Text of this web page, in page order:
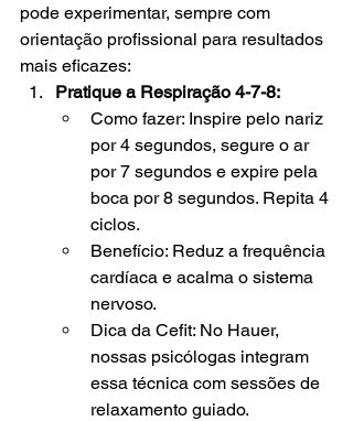
pode experimentar, sempre com
orientação profissional para resultados
mais eficazes:
Pratique a Respiração 4-7-8:
Como fazer: Inspire pelo nariz
por 4 segundos, segure o ar
por 7 segundos e expire pela
boca por 8 segundos. Repita 4
ciclos.
Benefício: Reduz a frequência
cardíaca e acalma o sistema
nervoso.
Dica da Cefit: No Hauer,
nossas psicólogas integram
essa técnica com sessões de
relaxamento guiado.